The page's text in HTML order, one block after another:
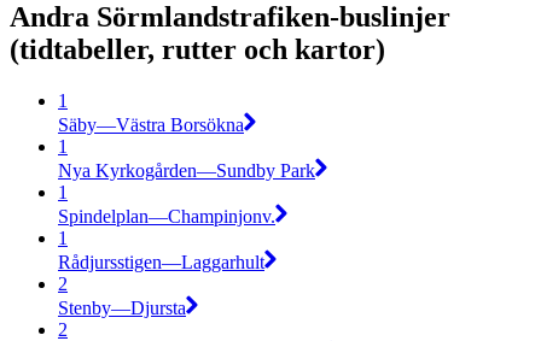
Andra Sörmlandstrafiken-buslinjer
(tidtabeller, rutter och kartor)
1
Säby—Västra Borsökna
1
Nya Kyrkogården—Sundby Park
1
Spindelplan—Champinjonv.
1
Rådjursstigen—Laggarhult
2
Stenby—Djursta
2